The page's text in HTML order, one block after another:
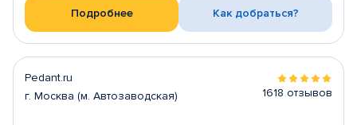
Подробнее Как добраться?
Pedant.ru
г. Москва (м. Автозаводская)
1618 отзывов